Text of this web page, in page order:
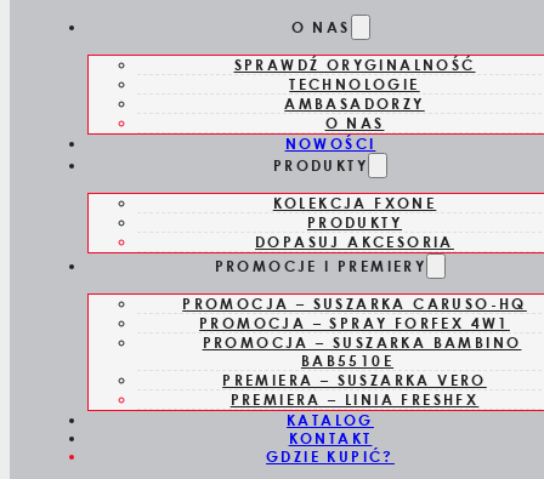
O NAS
SPRAWDŹ ORYGINALNOŚĆ
TECHNOLOGIE
AMBASADORZY
O NAS
NOWOŚCI
PRODUKTY
KOLEKCJA FXONE
PRODUKTY
DOPASUJ AKCESORIA
PROMOCJE I PREMIERY
PROMOCJA – SUSZARKA CARUSO-HQ
PROMOCJA – SPRAY FORFEX 4W1
PROMOCJA – SUSZARKA BAMBINO
BAB5510E
PREMIERA – SUSZARKA VERO
PREMIERA – LINIA FRESHFX
KATALOG
KONTAKT
GDZIE KUPIĆ?